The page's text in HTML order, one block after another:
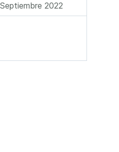
2022